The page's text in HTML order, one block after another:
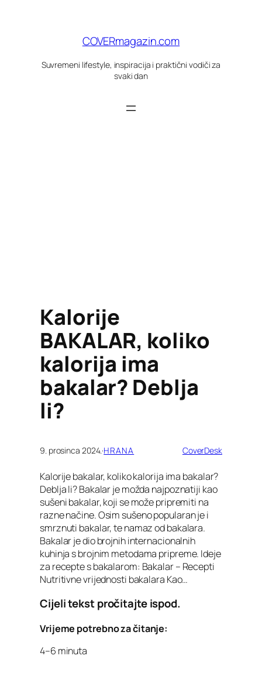
COVERmagazin.com
Suvremeni lifestyle, inspiracija i praktični vodiči za
svaki dan
Kalorije
BAKALAR, koliko
kalorija ima
bakalar? Deblja
li?
9. prosinca 2024.·HRANA CoverDesk
Kalorije bakalar, koliko kalorija ima bakalar?
Deblja li? Bakalar je možda najpoznatiji kao
sušeni bakalar, koji se može pripremiti na
razne načine. Osim sušeno popularan je i
smrznuti bakalar, te namaz od bakalara.
Bakalar je dio brojnih internacionalnih
kuhinja s brojnim metodama pripreme. Ideje
za recepte s bakalarom: Bakalar – Recepti
Nutritivne vrijednosti bakalara Kao…
Cijeli tekst pročitajte ispod.
Vrijeme potrebno za čitanje:
4–6 minuta